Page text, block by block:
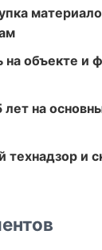
на объекте и
лет на
технадзор и